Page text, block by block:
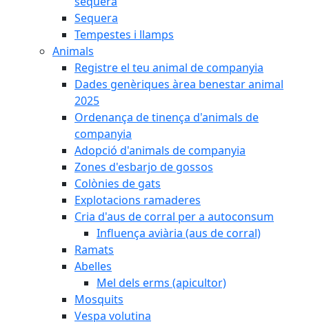
Sequera
Tempestes i llamps
Animals
Registre el teu animal de companyia
Dades genèriques àrea benestar animal
2025
Ordenança de tinença d'animals de
companyia
Adopció d'animals de companyia
Zones d'esbarjo de gossos
Colònies de gats
Explotacions ramaderes
Cria d'aus de corral per a autoconsum
Influença aviària (aus de corral)
Ramats
Abelles
Mel dels erms (apicultor)
Mosquits
Vespa volutina